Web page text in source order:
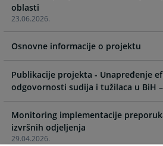
to
interact
with
the
calendar
and
select
a
date.
Press
the
with
the
calendar
and
select
a
date.
23.06.2026.
oblasti
Osnovne informacije o projektu
Publikacije projekta - Unapređenje
odgovornosti sudija i tužilaca u BiH
29.04.2026.
Monitoring implementacije
izvršnih odjeljenja